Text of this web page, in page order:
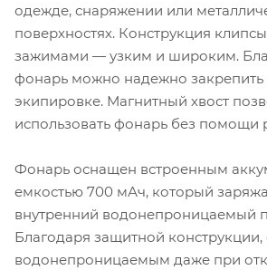
одежде, снаряжении или
поверхностях. Конструкция
зажимами — узким и широким.
фонарь можно надежно закрепить
экипировке. Магнитный хвост
использовать фонарь без помощи
Фонарь оснащен встроенным
емкостью 700 мАч, который
внутренний водонепроницаемый
Благодаря защитной конструкции,
водонепроницаемым даже при